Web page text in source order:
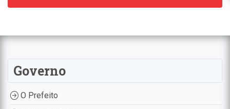
Governo
O Prefeito